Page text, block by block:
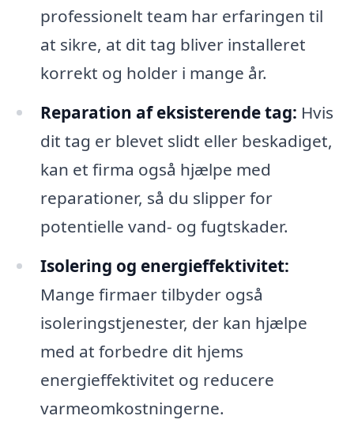
professionelt team har erfaringen til
at sikre, at dit tag bliver installeret
korrekt og holder i mange år.
Reparation af eksisterende tag: Hvis
dit tag er blevet slidt eller beskadiget,
kan et firma også hjælpe med
reparationer, så du slipper for
potentielle vand- og fugtskader.
Isolering og energieffektivitet:
Mange firmaer tilbyder også
isoleringstjenester, der kan hjælpe
med at forbedre dit hjems
energieffektivitet og reducere
varmeomkostningerne.